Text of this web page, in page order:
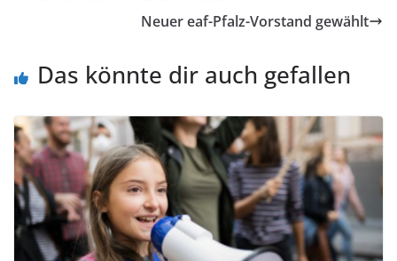
Neuer eaf-Pfalz-Vorstand gewählt
Das könnte dir auch gefallen